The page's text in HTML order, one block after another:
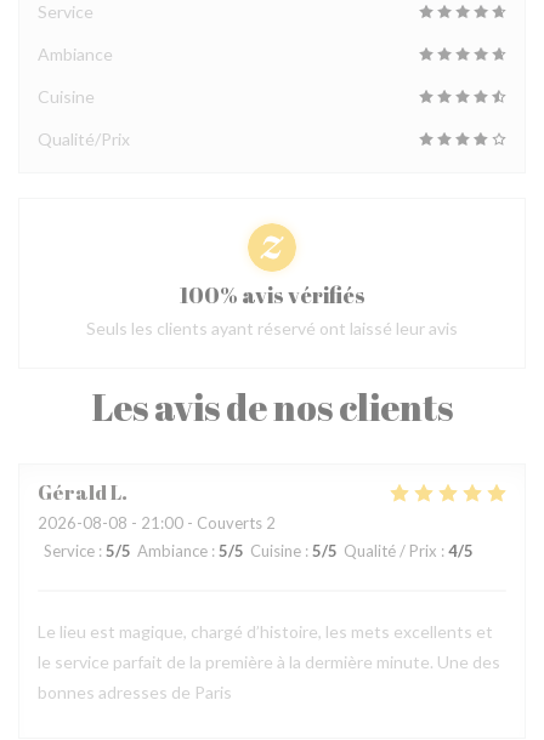
Les avis de nos clients
GéraldL
2026-08-08 - 21:00 - Couverts 2
Service : 5/5 Ambiance : 5/5 Cuisine : 5/5 Qualité / Prix : 4/5
Le lieu est magique, chargé d’histoire, les mets excellents et
le service parfait de la première à la dermière minute. Une des
bonnes adresses de Paris
Service
Ambiance
Cuisine
Qualité/Prix
100% avis vérifiés
Seuls les clients ayant réservé ont laissé leur avis